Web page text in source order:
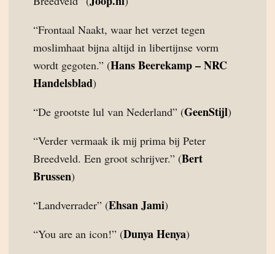
“Frontaal Naakt, waar het verzet tegen
moslimhaat bijna altijd in libertijnse vorm
wordt gegoten.” (Hans Beerekamp – NRC
Handelsblad)
“De grootste lul van Nederland” (GeenStijl)
“Verder vermaak ik mij prima bij Peter
Breedveld. Een groot schrijver.” (Bert
Brussen)
“Landverrader” (Ehsan Jami)
“You are an icon!” (Dunya Henya)